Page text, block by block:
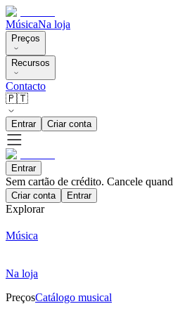
MúsicaNa loja
Preços
Recursos
Contacto
🇵🇹
Entrar Criar conta
Entrar
Sem cartão de crédito. Cancele
Criar conta Entrar
Explorar
Música
Na loja
PreçosCatálogo musical